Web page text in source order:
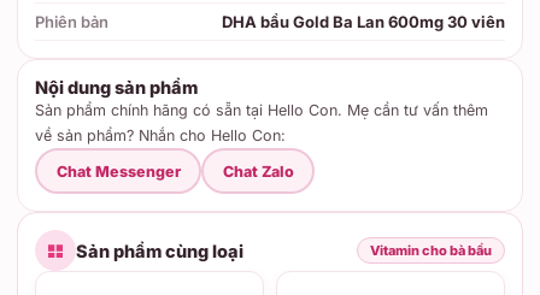
Phiên bản
DHA bầu Gold Ba Lan 600mg 30 viên
Nội dung sản phẩm
Sản phẩm chính hãng có sẵn tại Hello Con. Mẹ cần tư vấn thêm
về sản phẩm? Nhắn cho Hello Con:
Chat Messenger
Chat Zalo
Sản phẩm cùng loại Vitamin cho bà bầu